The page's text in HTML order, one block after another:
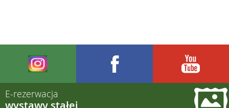
E-rezerwacja
wystawy stałej